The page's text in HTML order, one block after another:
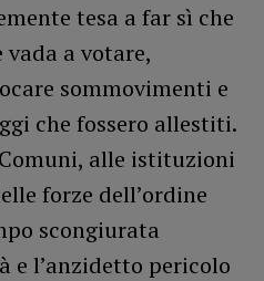
tesa a far sì che
a votare,
sommovimenti e
che fossero allestiti.
alle istituzioni
forze dell’ordine
scongiurata
e l’anzidetto pericolo